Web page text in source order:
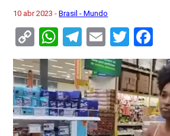
10 abr 2023 -Brasil - Mundo
Copy
Link
WhatsApp
Telegram
Email